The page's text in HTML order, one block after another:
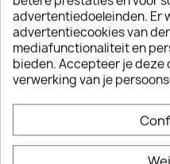
LP12"
EAN0082839375016
Jaar :2016
Tracklist
If You Love
Love Is The
advertentiedoeleinden. Er
advertentiecookies van
mediafunctionaliteit en
bieden. Accepteer je deze
verwerking van je